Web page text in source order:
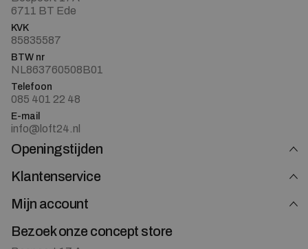
6711 BT Ede
KVK
85835587
BTW nr
NL863760508B01
Telefoon
085 401 22 48
E-mail
info@loft24.nl
Openingstijden
Klantenservice
Mijn account
Bezoek onze concept store